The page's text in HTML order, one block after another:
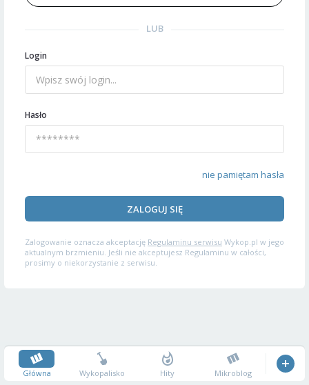
LUB
Login
Hasło
nie pamiętam hasła
ZALOGUJ SIĘ
Zalogowanie oznacza akceptację Regulaminu serwisu Wykop.pl w jego
aktualnym brzmieniu. Jeśli nie akceptujesz Regulaminu w całości,
prosimy o niekorzystanie z serwisu.
Główna Wykopalisko Hity Mikroblog